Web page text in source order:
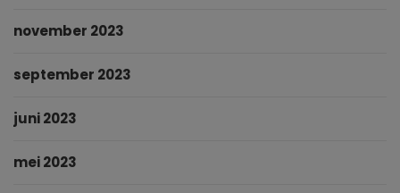
november 2023
september 2023
juni 2023
mei 2023